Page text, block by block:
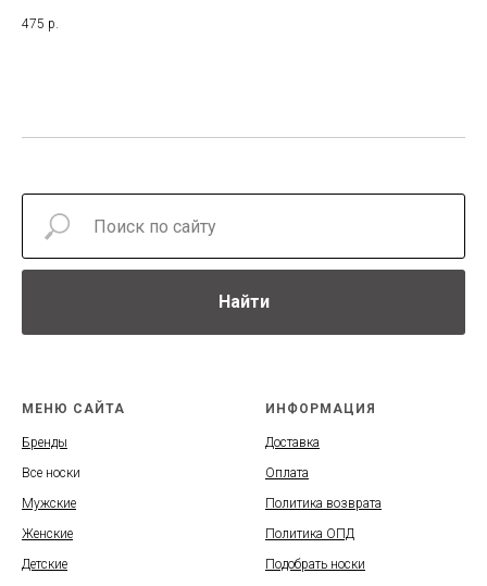
475 р.
Найти
МЕНЮ САЙТА
Бренды
Все носки
Мужские
Женские
Детские
ИНФОРМАЦИЯ
Доставка
Оплата
Политика возврата
Политика ОПД
Подобрать носки